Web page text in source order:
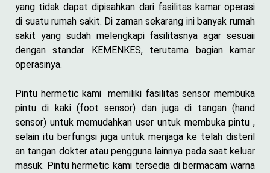
yang tidak dapat dipisahkan dari fasilitas kamar operasi
di suatu rumah sakit. Di zaman sekarang ini banyak rumah
sakit yang sudah melengkapi fasilitasnya agar sesuaii
dengan standar KEMENKES, terutama bagian kamar
operasinya.
Pintu hermetic kami memiliki fasilitas sensor membuka
pintu di kaki (foot sensor) dan juga di tangan (hand
sensor) untuk memudahkan user untuk membuka pintu ,
selain itu berfungsi juga untuk menjaga ke telah disteril
an tangan dokter atau pengguna lainnya pada saat keluar
masuk. Pintu hermetic kami tersedia di bermacam warna